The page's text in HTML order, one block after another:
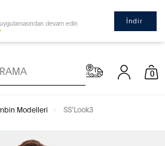
devam edin İndir
0
Modelleri SS'Look3